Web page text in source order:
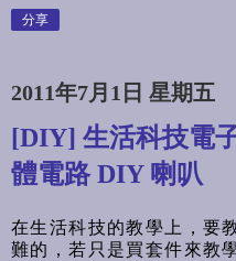
分享
2011年7月1日 星期五
[DIY] 生活科技電
體電路 DIY 喇叭
在生活科技的教學上，要
難的，若只是買套件來教